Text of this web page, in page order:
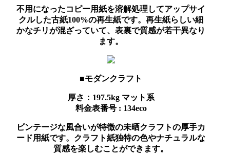
不用になったコピー用紙を溶解処理してアップサイ
クルした古紙100%の再生紙です。再生紙らしい細
かなチリが混ざっていて、表裏で質感が若干異なり
ます。
■モダンクラフト
厚さ：197.5kg マット系
料金表番号 : 134eco
ビンテージな風合いが特徴の未晒クラフトの厚手カ
ード用紙です。クラフト紙独特の色やナチュラルな
質感を楽しむことができます。